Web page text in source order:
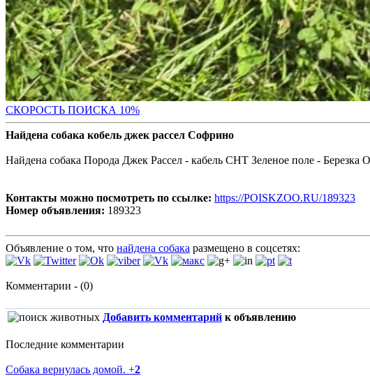
СКОРОСТЬ ПОИСКА 10%
Найдена собака кобель джек рассел Софрино
Найдена собака Порода Джек Рассел - кабель СНТ Зеленое поле - Березка
Контакты можно посмотреть по ссылке: https://POISKZOO.RU/189323
Номер объявления: 189323
Объявление о том, что найдена собака размещено в соцсетях:
Комментарии - (0)
Добавить комментарий к объявлению
Последние комментарии
Собака вернулась домой. +2